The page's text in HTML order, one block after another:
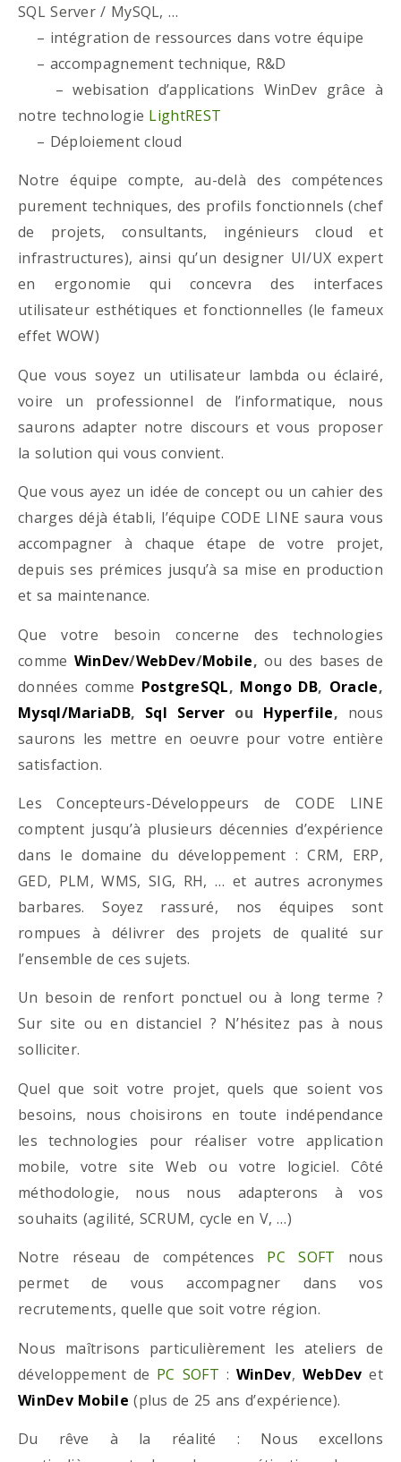
SQL Server / MySQL, …
– intégration de ressources dans votre équipe
– accompagnement technique, R&D
– webisation d’applications WinDev grâce à
notre technologie LightREST
– Déploiement cloud
Notre équipe compte, au-delà des compétences
purement techniques, des profils fonctionnels (chef
de projets, consultants, ingénieurs cloud et
infrastructures), ainsi qu’un designer UI/UX expert
en ergonomie qui concevra des interfaces
utilisateur esthétiques et fonctionnelles (le fameux
effet WOW)
Que vous soyez un utilisateur lambda ou éclairé,
voire un professionnel de l’informatique, nous
saurons adapter notre discours et vous proposer
la solution qui vous convient.
Que vous ayez un idée de concept ou un cahier des
charges déjà établi, l’équipe CODE LINE saura vous
accompagner à chaque étape de votre projet,
depuis ses prémices jusqu’à sa mise en production
et sa maintenance.
Que votre besoin concerne des technologies
comme WinDev/WebDev/Mobile, ou des bases de
données comme PostgreSQL, Mongo DB, Oracle,
Mysql/MariaDB, Sql Server ou Hyperfile, nous
saurons les mettre en oeuvre pour votre entière
satisfaction.
Les Concepteurs-Développeurs de CODE LINE
comptent jusqu’à plusieurs décennies d’expérience
dans le domaine du développement : CRM, ERP,
GED, PLM, WMS, SIG, RH, … et autres acronymes
barbares. Soyez rassuré, nos équipes sont
rompues à délivrer des projets de qualité sur
l’ensemble de ces sujets.
Un besoin de renfort ponctuel ou à long terme ?
Sur site ou en distanciel ? N’hésitez pas à nous
solliciter.
Quel que soit votre projet, quels que soient vos
besoins, nous choisirons en toute indépendance
les technologies pour réaliser votre application
mobile, votre site Web ou votre logiciel. Côté
méthodologie, nous nous adapterons à vos
souhaits (agilité, SCRUM, cycle en V, …)
Notre réseau de compétences PC SOFT nous
permet de vous accompagner dans vos
recrutements, quelle que soit votre région.
Nous maîtrisons particulièrement les ateliers de
développement de PC SOFT : WinDev, WebDev et
WinDev Mobile (plus de 25 ans d’expérience).
Du rêve à la réalité : Nous excellons